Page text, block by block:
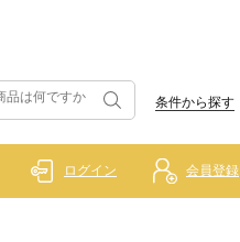
条件から探す
ログイン 会員登録